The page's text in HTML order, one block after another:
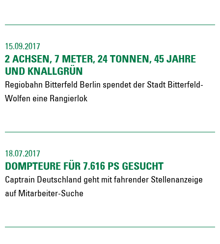
15.09.2017
2 ACHSEN, 7 METER, 24 TONNEN, 45 JAHRE
UND KNALLGRÜN
Regiobahn Bitterfeld Berlin spendet der Stadt Bitterfeld-
Wolfen eine Rangierlok
18.07.2017
DOMPTEURE FÜR 7.616 PS GESUCHT
Captrain Deutschland geht mit fahrender Stellenanzeige
auf Mitarbeiter-Suche